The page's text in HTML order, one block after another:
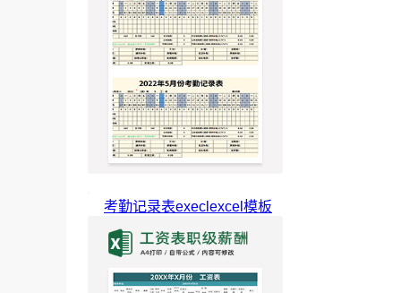
考勤记录表execlexcel模板